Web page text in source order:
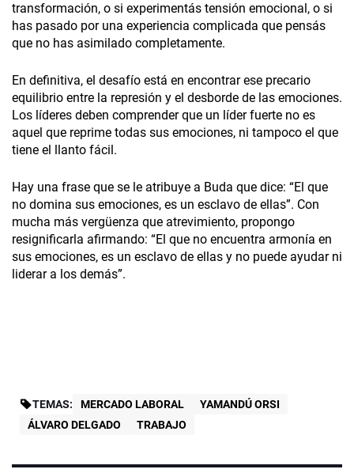
transformación, o si experimentás tensión emocional, o si
has pasado por una experiencia complicada que pensás
que no has asimilado completamente.
En definitiva, el desafío está en encontrar ese precario
equilibrio entre la represión y el desborde de las emociones.
Los líderes deben comprender que un líder fuerte no es
aquel que reprime todas sus emociones, ni tampoco el que
tiene el llanto fácil.
Hay una frase que se le atribuye a Buda que dice: “El que
no domina sus emociones, es un esclavo de ellas”. Con
mucha más vergüenza que atrevimiento, propongo
resignificarla afirmando: “El que no encuentra armonía en
sus emociones, es un esclavo de ellas y no puede ayudar ni
liderar a los demás”.
TEMAS: MERCADO LABORAL
YAMANDÚ ORSI
ÁLVARO DELGADO
TRABAJO